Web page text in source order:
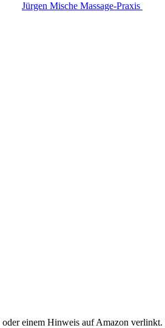
Jürgen Mische Massage-Praxis
einem Hinweis auf Amazon